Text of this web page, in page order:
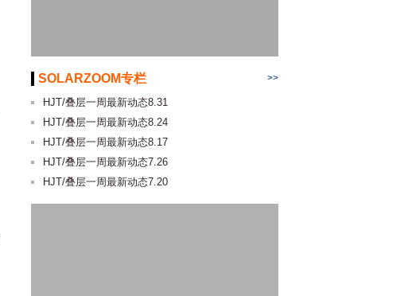
SOLARZOOM专栏 >>
HJT/叠层一周最新动态8.31
HJT/叠层一周最新动态8.24
HJT/叠层一周最新动态8.17
HJT/叠层一周最新动态7.26
HJT/叠层一周最新动态7.20